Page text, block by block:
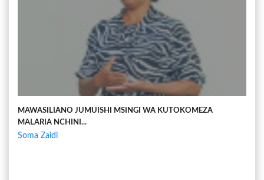
MAWASILIANO JUMUISHI MSINGI WA KUTOKOMEZA
MALARIA NCHINI...
Soma Zaidi